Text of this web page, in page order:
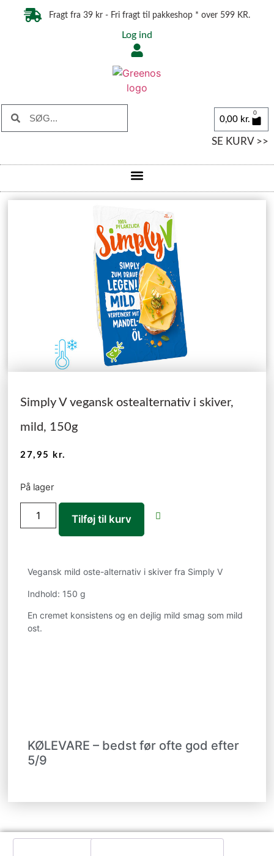
Fragt fra 39 kr - Fri fragt til pakkeshop * over 599 KR.
Log ind
0,00 kr.
0
SE KURV >>
Simply V vegansk ostealternativ i skiver,
mild, 150g
27,95 kr.
På lager
Tilføj til kurv
Vegansk mild oste-alternativ i skiver fra Simply V
Indhold: 150 g
En cremet konsistens og en dejlig mild smag som mild
ost.
KØLEVARE – bedst før ofte god efter
5/9